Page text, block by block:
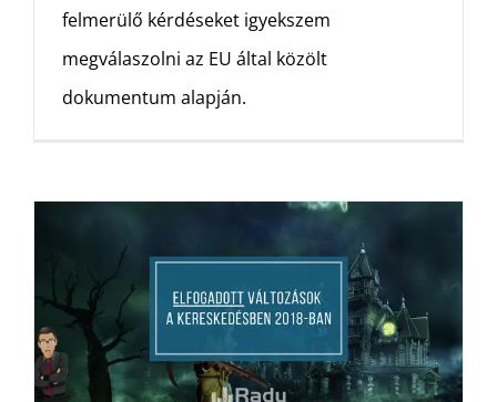
felmerülő kérdéseket igyekszem
megválaszolni az EU által közölt
dokumentum alapján.